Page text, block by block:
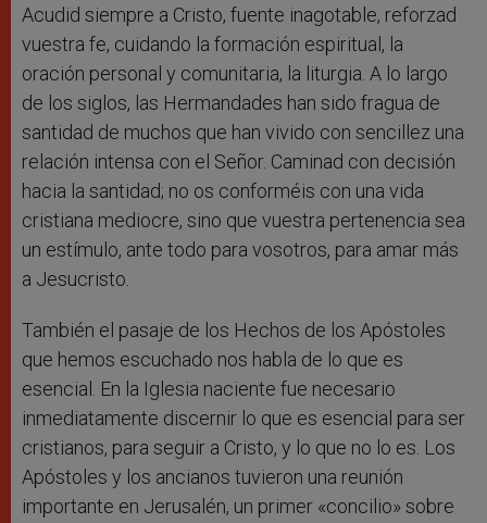
Acudid siempre a Cristo, fuente inagotable, reforzad
vuestra fe, cuidando la formación espiritual, la
oración personal y comunitaria, la liturgia. A lo largo
de los siglos, las Hermandades han sido fragua de
santidad de muchos que han vivido con sencillez una
relación intensa con el Señor. Caminad con decisión
hacia la santidad; no os conforméis con una vida
cristiana mediocre, sino que vuestra pertenencia sea
un estímulo, ante todo para vosotros, para amar más
a Jesucristo.
También el pasaje de los Hechos de los Apóstoles
que hemos escuchado nos habla de lo que es
esencial. En la Iglesia naciente fue necesario
inmediatamente discernir lo que es esencial para ser
cristianos, para seguir a Cristo, y lo que no lo es. Los
Apóstoles y los ancianos tuvieron una reunión
importante en Jerusalén, un primer «concilio» sobre